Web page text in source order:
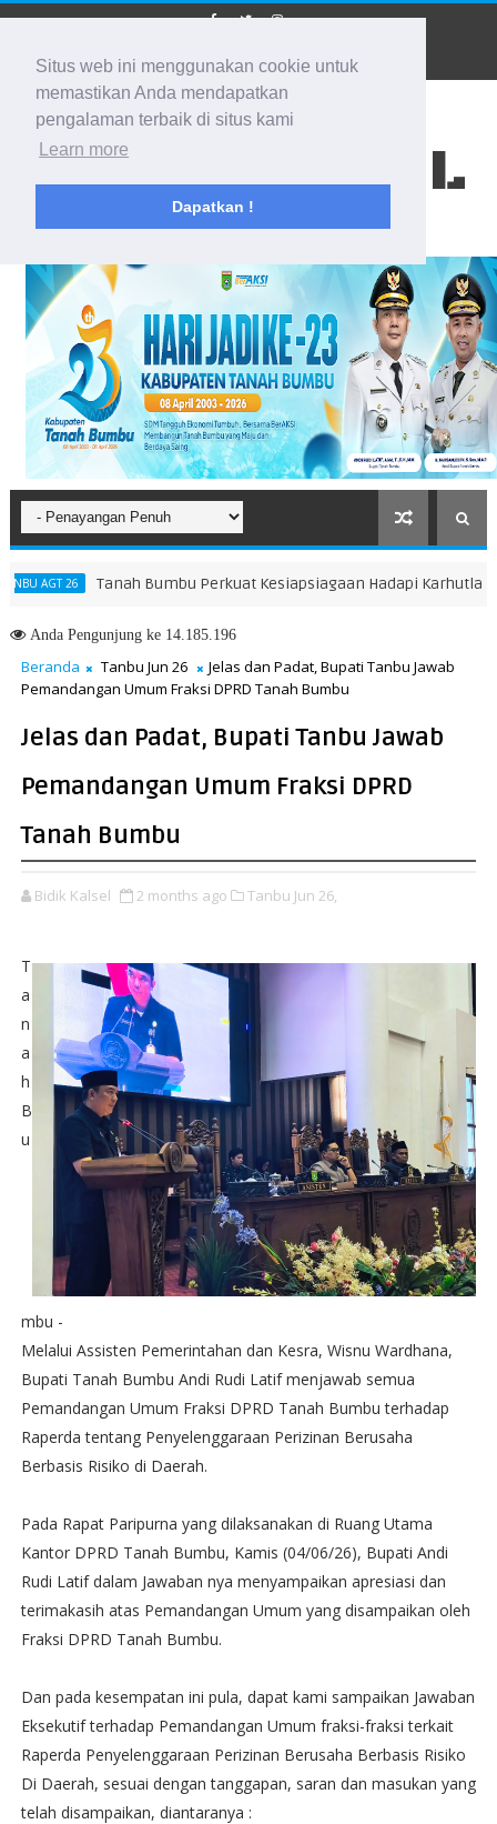
Situs web ini menggunakan cookie untuk
memastikan Anda mendapatkan
pengalaman terbaik di situs kami
Learn more
Dapatkan !
BIDIK KALSEL
Membidik Ke Segala Arah
Tanah Bumbu Perkuat Kesiapsiagaan Hadapi Karhutla dan
AndaPengunjung ke 14.185.196
Beranda Tanbu Jun 26
Jelas dan Padat, Bupati Tanbu Jawab
Pemandangan Umum Fraksi DPRD Tanah Bumbu
Jelas dan Padat, Bupati Tanbu Jawab
Pemandangan Umum Fraksi DPRD
Tanah Bumbu
Bidik Kalsel 2 months ago Tanbu Jun 26,
T
a
n
a
h
B
u
mbu -
Melalui Assisten Pemerintahan dan Kesra, Wisnu Wardhana,
Bupati Tanah Bumbu Andi Rudi Latif menjawab semua
Pemandangan Umum Fraksi DPRD Tanah Bumbu terhadap
Raperda tentang Penyelenggaraan Perizinan Berusaha
Berbasis Risiko di Daerah.
Pada Rapat Paripurna yang dilaksanakan di Ruang Utama
Kantor DPRD Tanah Bumbu, Kamis (04/06/26), Bupati Andi
Rudi Latif dalam Jawaban nya menyampaikan apresiasi dan
terimakasih atas Pemandangan Umum yang disampaikan oleh
Fraksi DPRD Tanah Bumbu.
Dan pada kesempatan ini pula, dapat kami sampaikan Jawaban
Eksekutif terhadap Pemandangan Umum fraksi-fraksi terkait
Raperda Penyelenggaraan Perizinan Berusaha Berbasis Risiko
Di Daerah, sesuai dengan tanggapan, saran dan masukan yang
telah disampaikan, diantaranya :